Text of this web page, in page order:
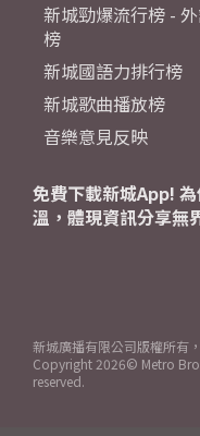
新城勁爆流行榜 -
榜
新城國語力排行榜
新城歌曲播放榜
音樂意見反映
免費下載新城App!
溫，體現資訊分享無
新城廣播有限公司版權所有
Copyright 2026© Metro
reserved.